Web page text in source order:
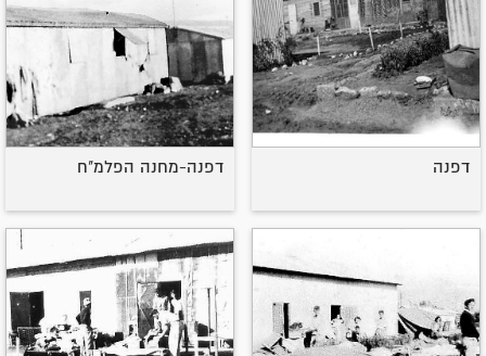
דפנה דפנה-מחנה הפלמ"ח